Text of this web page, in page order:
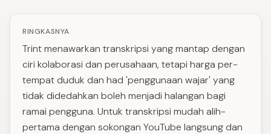
RINGKASNYA
Trint menawarkan transkripsi yang mantap dengan
ciri kolaborasi dan perusahaan, tetapi harga per-
tempat duduk dan had 'penggunaan wajar' yang
tidak didedahkan boleh menjadi halangan bagi
ramai pengguna. Untuk transkripsi mudah alih-
pertama dengan sokongan YouTube langsung dan